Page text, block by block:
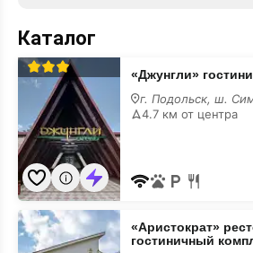
выбор.
Каталог
«Джунгли»
гостиница
шведский
стол
«Джунгли»
г. Подольск, ш.
4.7 км от центра
«Аристократ»
ресторанно-
гостиничный
«Аристократ»
гостиничный